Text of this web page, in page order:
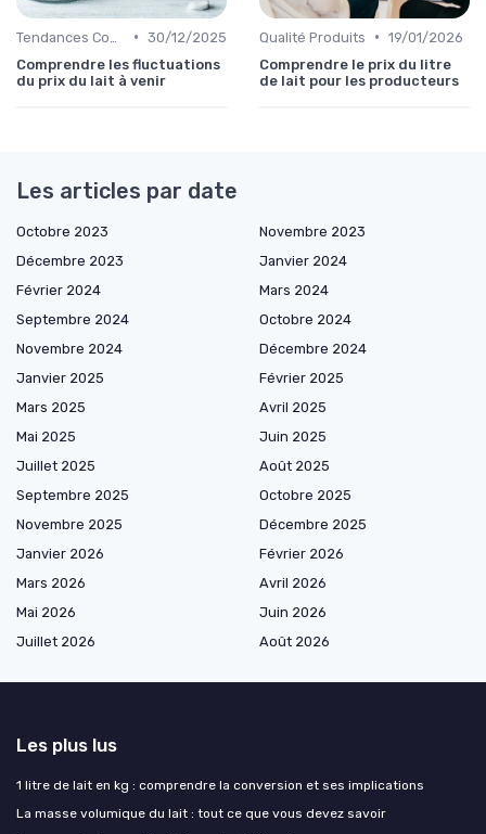
• 30/12/2025
Comprendre les fluctuations
du prix du lait à venir
Qualité Produits • 19/01/2026
Comprendre le prix du litre
de lait pour les producteurs
Les articles par date
Octobre 2023
Novembre 2023
Décembre 2023
Janvier 2024
Février 2024
Mars 2024
Septembre 2024
Octobre 2024
Novembre 2024
Décembre 2024
Janvier 2025
Février 2025
Mars 2025
Avril 2025
Mai 2025
Juin 2025
Juillet 2025
Août 2025
Septembre 2025
Octobre 2025
Novembre 2025
Décembre 2025
Janvier 2026
Février 2026
Mars 2026
Avril 2026
Mai 2026
Juin 2026
Juillet 2026
Août 2026
Les plus lus
1 litre de lait en kg : comprendre la conversion et ses implications
La masse volumique du lait : tout ce que vous devez savoir